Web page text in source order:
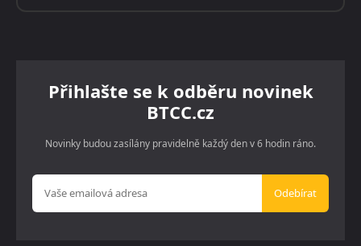
Přihlašte se k odběru novinek
BTCC.cz
Novinky budou zasílány pravidelně každý den v 6 hodin ráno.
Odebírat